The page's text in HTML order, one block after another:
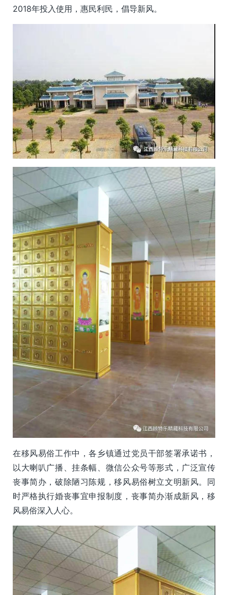
2018年投入使用，惠民利民，倡导新风。
在移风易俗工作中，各乡镇通过党员干部签署承诺书，
以大喇叭广播、挂条幅、微信公众号等形式，广泛宣传
丧事简办，破除陋习陈规，移风易俗树立文明新风。同
时严格执行婚丧事宜申报制度，丧事简办渐成新风，移
风易俗深入人心。